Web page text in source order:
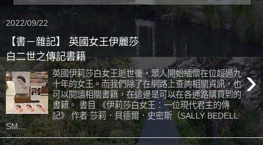
2022/09/22
【書－雜記】 英國女王伊麗莎
白二世之傳記書籍
›
英國伊莉莎白女王逝世後，眾人開始緬懷在位超過九
十年的女王。而我們除了在網路上查詢相關資訊，也
可以閱讀相關書籍，在這邊是可以在各通路購買到的
書籍。 書目 《伊莉莎白女王：一位現代君主的傳
記》 作者 莎莉．貝德爾．史密斯（SALLY BEDELL
SM...